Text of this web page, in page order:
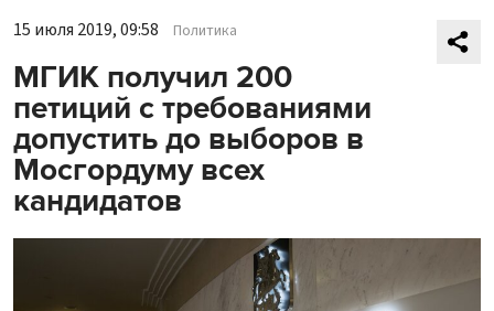
15 июля 2019, 09:58 Политика
МГИК получил 200
петиций с требованиями
допустить до выборов в
Мосгордуму всех
кандидатов